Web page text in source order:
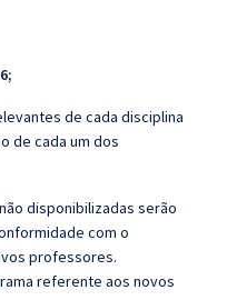
;
de cada disciplina
de cada um dos
disponibilizadas serão
com o
professores.
referente aos novos